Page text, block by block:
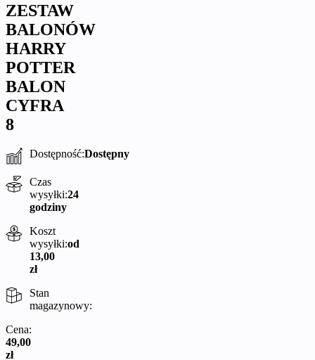
ZESTAW
BALONÓW
HARRY
POTTER
BALON
CYFRA
8
Dostępność:Dostępny
Czas
wysyłki:24
godziny
Koszt
wysyłki:od
13,00
zł
Stan
magazynowy:
Cena:
49,00
zł